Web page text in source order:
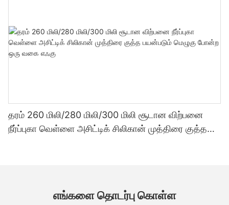
தரம் 260 மிலி/280 மிலி/300 மிலி சூடான விற்பனை
நீர்ப்புகா வெள்ளை அசிட்டிக் சிலிகான் முத்திரை குத்த
எங்களை தொடர்பு கொள்ள